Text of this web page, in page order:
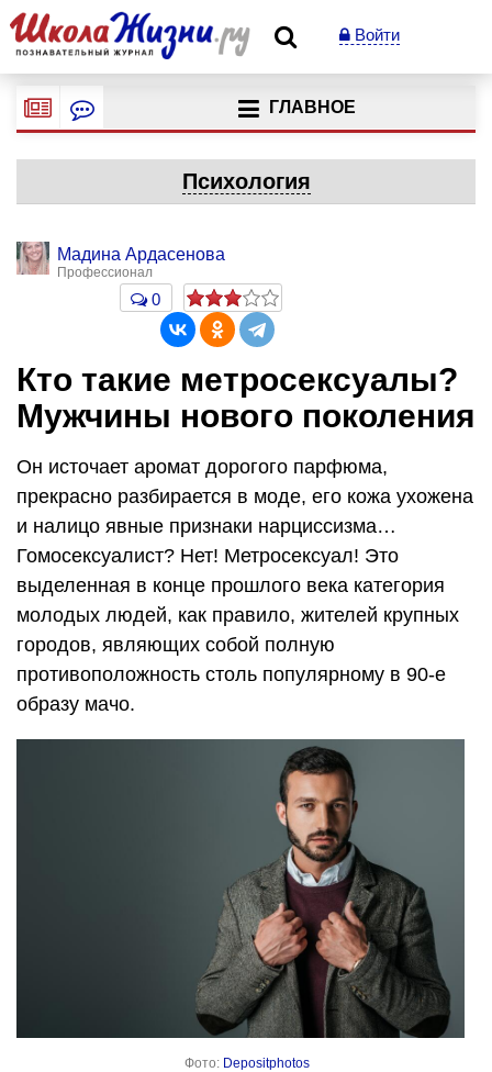
Войти
ГЛАВНОЕ
Психология
Мадина Ардасенова
Профессионал
0
Кто такие метросексуалы?
Мужчины нового поколения
Он источает аромат дорогого парфюма,
прекрасно разбирается в моде, его кожа ухожена
и налицо явные признаки нарциссизма…
Гомосексуалист? Нет! Метросексуал! Это
выделенная в конце прошлого века категория
молодых людей, как правило, жителей крупных
городов, являющих собой полную
противоположность столь популярному в 90-е
образу мачо.
Фото: Depositphotos